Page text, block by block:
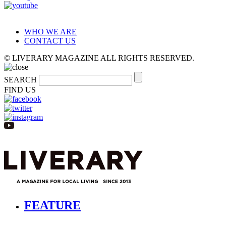
WHO WE ARE
CONTACT US
© LIVERARY MAGAZINE ALL RIGHTS RESERVED.
SEARCH
FIND US
FEATURE